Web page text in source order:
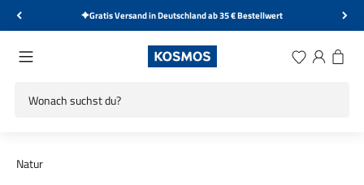
Zum Inhalt springenGratis Versand in Deutschland ab 35 € Bestellwert
Menü KOSMOS Verlag Wunschliste
Anmelden